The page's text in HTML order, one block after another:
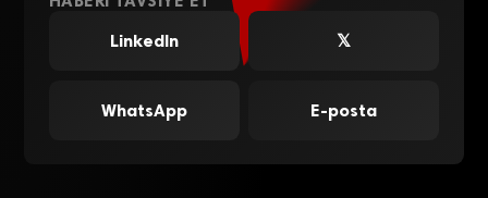
LinkedIn
𝕏
WhatsApp E-posta